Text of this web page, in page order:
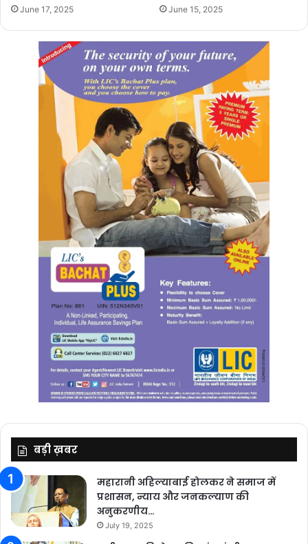
June 17, 2025 June 15, 2025
बड़ी ख़बर
महारानी अहिल्याबाई होलकर ने समाज में
प्रशासन, न्याय और जनकल्याण की
अनुकरणीय…
July 19, 2025